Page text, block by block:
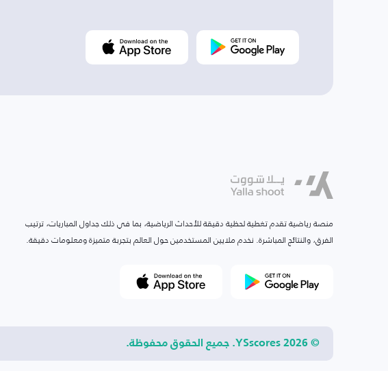
منصة رياضية تقدم تغطية لحظية دقيقة للأحداث الرياضية، بما في ذلك جداول المباريات، ترتيب
الفرق، والنتائج المباشرة. نخدم ملايين المستخدمين حول العالم بتجربة متميزة ومعلومات دقيقة.
© 2026 YSscores. جميع الحقوق محفوظة.